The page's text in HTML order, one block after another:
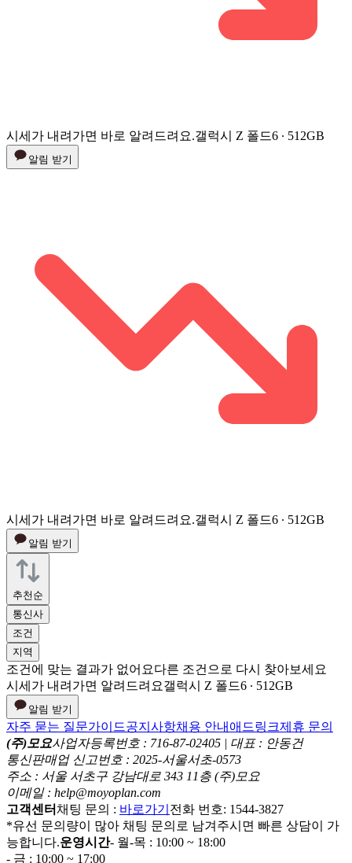
시세가 내려가면 바로 알려드려요.갤럭시 Z 폴드6 ∙ 512GB
알림 받기
시세가 내려가면 바로 알려드려요.갤럭시 Z 폴드6 ∙ 512GB
알림 받기
추천순
통신사
조건
지역
조건에 맞는 결과가 없어요다른 조건으로 다시 찾아보세요
시세가 내려가면 알려드려요갤럭시 Z 폴드6 ∙ 512GB
알림 받기
자주 묻는 질문가이드공지사항채용 안내 애드링크제휴 문의
(주)모요사업자등록번호 : 716-87-02405 | 대표 : 안동건
통신판매업 신고번호 : 2025-서울서초-0573
주소 : 서울 서초구 강남대로 343 11층 (주)모요
이메일 : help@moyoplan.com
고객센터 채팅 문의 : 바로가기 전화 번호: 1544-3827
*유선 문의량이 많아 채팅 문의로 남겨주시면 빠른 상담이 가
능합니다.운영시간- 월-목 : 10:00 ~ 18:00
- 금 : 10:00 ~ 17:00